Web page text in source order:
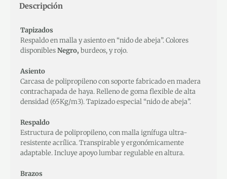
Descripción
Tapizados
Respaldo en malla y asiento en “nido de abeja”. Colores
disponiblesNegro, burdeos, y rojo.
Asiento
Carcasa de polipropileno con soporte fabricado en madera
contrachapada de haya. Relleno de goma flexible de alta
densidad (65Kg/m3). Tapizado especial “nido de abeja”.
Respaldo
Estructura de polipropileno, con malla ignífuga ultra-
resistente acrílica. Transpirable y ergonómicamente
adaptable. Incluye apoyo lumbar regulable en altura.
Brazos